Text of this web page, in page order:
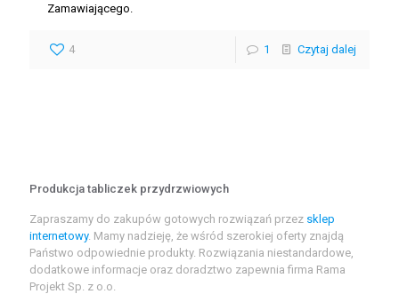
Zamawiającego.
4 1 Czytaj dalej
Produkcja tabliczek przydrzwiowych
Zapraszamy do zakupów gotowych rozwiązań przez sklep
internetowy. Mamy nadzieję, że wśród szerokiej oferty znajdą
Państwo odpowiednie produkty. Rozwiązania niestandardowe,
dodatkowe informacje oraz doradztwo zapewnia firma Rama
Projekt Sp. z o.o.